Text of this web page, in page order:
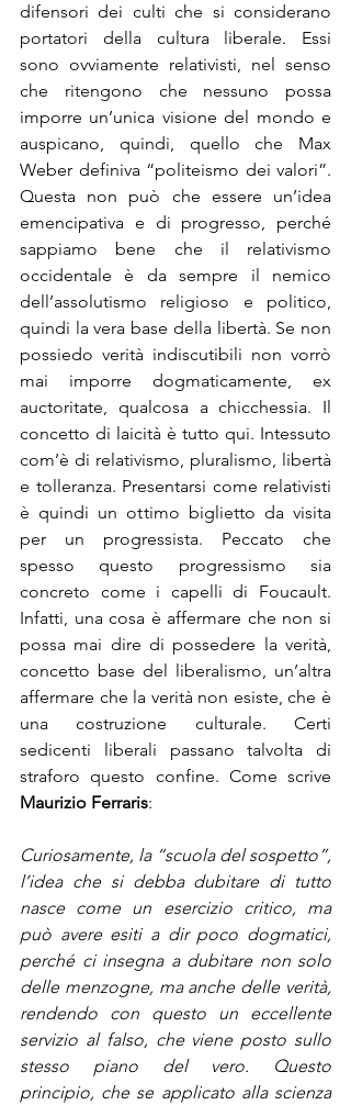
difensori dei culti che si considerano
portatori della cultura liberale. Essi
sono ovviamente relativisti, nel senso
che ritengono che nessuno possa
imporre un’unica visione del mondo e
auspicano, quindi, quello che Max
Weber definiva “politeismo dei valori”.
Questa non può che essere un’idea
emencipativa e di progresso, perché
sappiamo bene che il relativismo
occidentale è da sempre il nemico
dell’assolutismo religioso e politico,
quindi la vera base della libertà. Se non
possiedo verità indiscutibili non vorrò
mai imporre dogmaticamente, ex
auctoritate, qualcosa a chicchessia. Il
concetto di laicità è tutto qui. Intessuto
com’è di relativismo, pluralismo, libertà
e tolleranza. Presentarsi come relativisti
è quindi un ottimo biglietto da visita
per un progressista. Peccato che
spesso questo progressismo sia
concreto come i capelli di Foucault.
Infatti, una cosa è affermare che non si
possa mai dire di possedere la verità,
concetto base del liberalismo, un’altra
affermare che la verità non esiste, che è
una costruzione culturale. Certi
sedicenti liberali passano talvolta di
Maurizio Ferraris:
Curiosamente, la “scuola del sospetto”,
l’idea che si debba dubitare di tutto
nasce come un esercizio critico, ma
può avere esiti a dir poco dogmatici,
perché ci insegna a dubitare non solo
delle menzogne, ma anche delle verità,
rendendo con questo un eccellente
servizio al falso, che viene posto sullo
stesso piano del vero. Questo
principio, che se applicato alla scienza